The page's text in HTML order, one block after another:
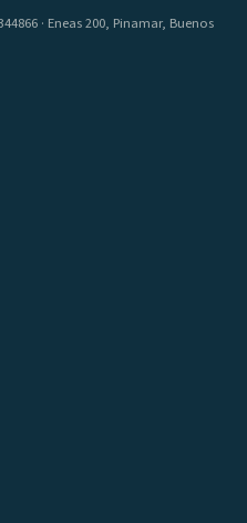
· Eneas 200, Pinamar, Buenos